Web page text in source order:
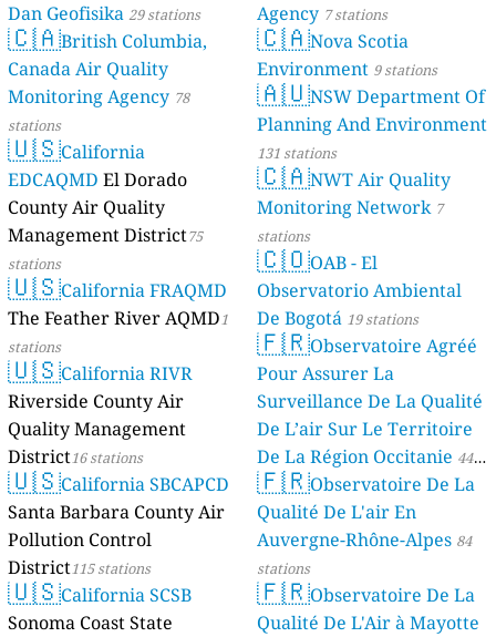
Dan Geofisika 29 stations
🇨🇦British Columbia,
Canada Air Quality
Monitoring Agency 78
stations
🇺🇸California
EDCAQMD El Dorado
County Air Quality
Management District75
stations
🇺🇸California FRAQMD
The Feather River AQMD1
stations
🇺🇸California RIVR
Riverside County Air
Quality Management
District16 stations
🇺🇸California SBCAPCD
Santa Barbara County Air
Pollution Control
District115 stations
🇺🇸California SCSB
Sonoma Coast State
Agency 7 stations
🇨🇦Nova Scotia
Environment 9 stations
🇦🇺NSW Department Of
Planning And Environment
131 stations
🇨🇦NWT Air Quality
Monitoring Network 7
stations
🇨🇴OAB - El
Observatorio Ambiental
De Bogotá 19 stations
🇫🇷Observatoire Agréé
Pour Assurer La
Surveillance De La Qualité
De L’air Sur Le Territoire
De La Région Occitanie 44
stations
🇫🇷Observatoire De La
Qualité De L'air En
Auvergne-Rhône-Alpes 84
stations
🇫🇷Observatoire De La
Qualité De L'Air à Mayotte